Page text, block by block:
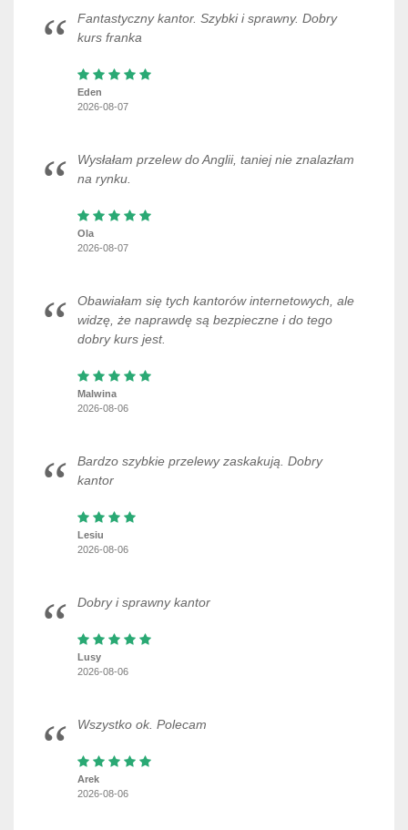
Fantastyczny kantor. Szybki i sprawny. Dobry
kurs franka
Eden
2026-08-07
Wysłałam przelew do Anglii, taniej nie znalazłam
na rynku.
Ola
2026-08-07
Obawiałam się tych kantorów internetowych, ale
widzę, że naprawdę są bezpieczne i do tego
dobry kurs jest.
Malwina
2026-08-06
Bardzo szybkie przelewy zaskakują. Dobry
kantor
Lesiu
2026-08-06
Dobry i sprawny kantor
Lusy
2026-08-06
Wszystko ok. Polecam
Arek
2026-08-06